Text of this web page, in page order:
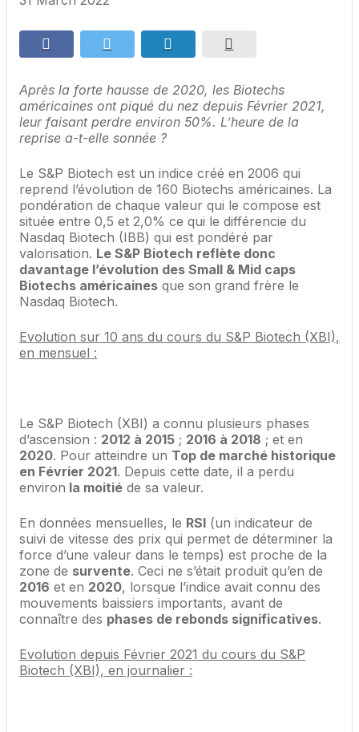
Après la forte hausse de 2020, les Biotechs
américaines ont piqué du nez depuis Février 2021,
leur faisant perdre environ 50%. L’heure de la
reprise a-t-elle sonnée ?
Le S&P Biotech est un indice créé en 2006 qui
reprend l’évolution de 160 Biotechs américaines. La
pondération de chaque valeur qui le compose est
située entre 0,5 et 2,0% ce qui le différencie du
Nasdaq Biotech (IBB) qui est pondéré par
valorisation. Le S&P Biotech reflète donc
davantage l’évolution des Small & Mid caps
Biotechs américaines que son grand frère le
Nasdaq Biotech.
Evolution sur 10 ans du cours du S&P Biotech (XBI),
en mensuel :
Le S&P Biotech (XBI) a connu plusieurs phases
d’ascension : 2012 à 2015 ; 2016 à 2018 ; et en
2020. Pour atteindre un Top de marché historique
en Février 2021. Depuis cette date, il a perdu
environ la moitié de sa valeur.
En données mensuelles, le RSI (un indicateur de
suivi de vitesse des prix qui permet de déterminer la
force d’une valeur dans le temps) est proche de la
zone de survente. Ceci ne s’était produit qu’en de
2016 et en 2020, lorsque l’indice avait connu des
mouvements baissiers importants, avant de
connaître des phases de rebonds significatives.
Evolution depuis Février 2021 du cours du S&P
Biotech (XBI), en journalier :